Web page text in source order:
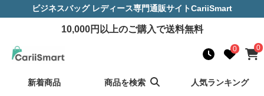
ビジネスバッグ レディース専門通販サイトCariiSmart
10,000円以上のご購入で送料無料
0 0
新着商品 商品を検索 人気ランキング